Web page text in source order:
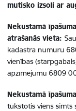
mutisko izsoli ar
Nekustamā
atrašanās vieta:
kadastra numuru
vienības
apzīmējumu 6809
Nekustamā
tūkstotis viens